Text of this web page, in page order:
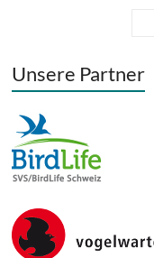
Unsere Partner